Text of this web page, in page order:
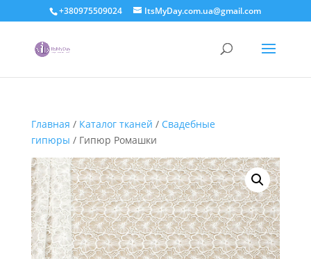
+380975509024 ItsMyDay.com.ua@gmail.com
Главная / Каталог тканей / Свадебные
гипюры / Гипюр Ромашки